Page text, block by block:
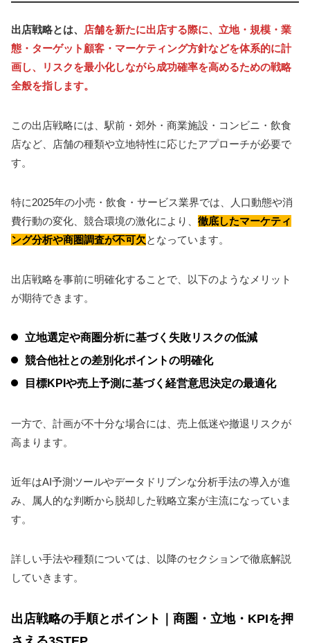
出店戦略とは、
店舗を新たに出店する際に、立地・規模・業
態・ターゲット顧客・マーケティング方針などを体系的に計
画し、リスクを最小化しながら成功確率を高めるための戦略
全般を指します。
この出店戦略には、駅前・郊外・商業施設・コンビニ・飲食
店など、店舗の種類や立地特性に応じたアプローチが必要で
す。
特に2025年の小売・飲食・サービス業界では、人口動態や消
費行動の変化、競合環境の激化により、 徹底したマーケティ
ング分析や商圏調査が不可欠となっています。
出店戦略を事前に明確化することで、以下のようなメリット
が期待できます。
立地選定や商圏分析に基づく失敗リスクの低減
競合他社との差別化ポイントの明確化
目標KPIや売上予測に基づく経営意思決定の最適化
一方で、計画が不十分な場合には、売上低迷や撤退リスクが
高まります。
近年はAI予測ツールやデータドリブンな分析手法の導入が進
み、属人的な判断から脱却した戦略立案が主流になっていま
す。
詳しい手法や種類については、以降のセクションで徹底解説
していきます。
出店戦略の手順とポイント｜商圏・立地・KPIを押